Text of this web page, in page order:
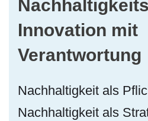
Innovation mit
Verantwortung
Nachhaltigkeit als
Nachhaltigkeit als